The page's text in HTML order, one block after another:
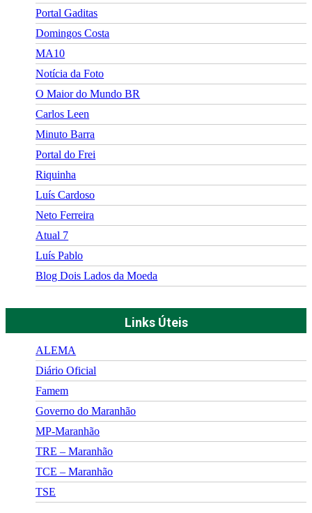
Portal Gaditas
Domingos Costa
MA10
Notícia da Foto
O Maior do Mundo BR
Carlos Leen
Minuto Barra
Portal do Frei
Riquinha
Luís Cardoso
Neto Ferreira
Atual 7
Luís Pablo
Blog Dois Lados da Moeda
Links Úteis
ALEMA
Diário Oficial
Famem
Governo do Maranhão
MP-Maranhão
TRE – Maranhão
TCE – Maranhão
TSE